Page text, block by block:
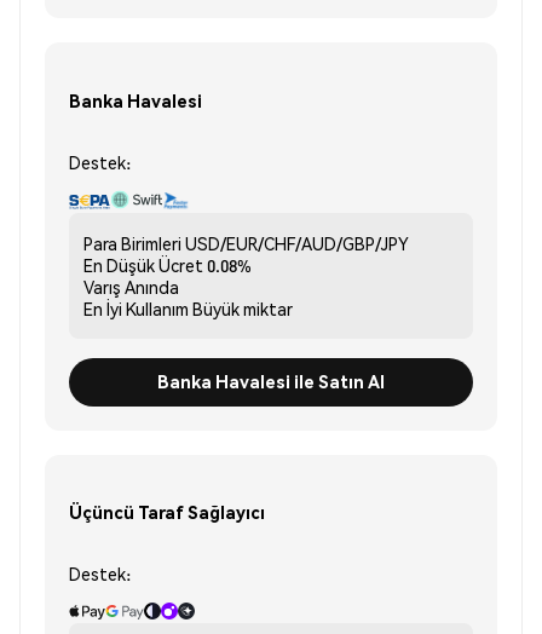
Banka Havalesi
Destek:
Para Birimleri USD/EUR/CHF/AUD/GBP/JPY
En Düşük Ücret 0.08%
Varış Anında
En İyi Kullanım Büyük miktar
Banka Havalesi ile Satın Al
Üçüncü Taraf Sağlayıcı
Destek: